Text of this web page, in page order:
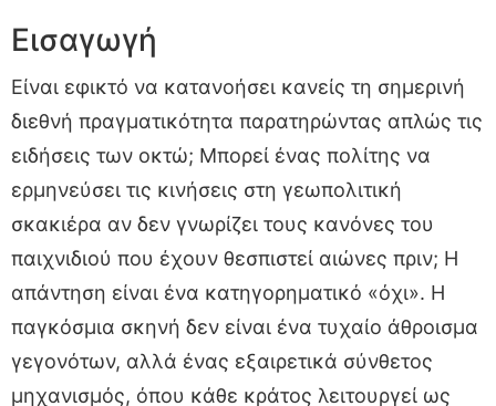
Εισαγωγή
Είναι εφικτό να κατανοήσει κανείς τη σημερινή
διεθνή πραγματικότητα παρατηρώντας απλώς τις
ειδήσεις των οκτώ; Μπορεί ένας πολίτης να
ερμηνεύσει τις κινήσεις στη γεωπολιτική
σκακιέρα αν δεν γνωρίζει τους κανόνες του
παιχνιδιού που έχουν θεσπιστεί αιώνες πριν; Η
απάντηση είναι ένα κατηγορηματικό «όχι». Η
παγκόσμια σκηνή δεν είναι ένα τυχαίο άθροισμα
γεγονότων, αλλά ένας εξαιρετικά σύνθετος
μηχανισμός, όπου κάθε κράτος λειτουργεί ως